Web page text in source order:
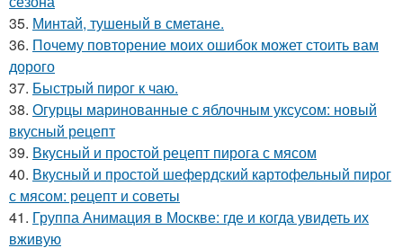
35. Минтай, тушеный в сметане.
36. Почему повторение моих ошибок может стоить вам
дорого
37. Быстрый пирог к чаю.
38. Огурцы маринованные с яблочным уксусом: новый
вкусный рецепт
39. Вкусный и простой рецепт пирога с мясом
40. Вкусный и простой шефердский картофельный пирог
с мясом: рецепт и советы
41. Группа Анимация в Москве: где и когда увидеть их
вживую